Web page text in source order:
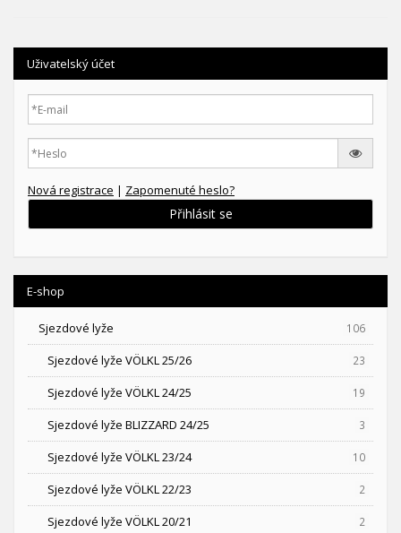
Uživatelský účet
Nová registrace | Zapomenuté heslo?
Přihlásit se
E-shop
Sjezdové lyže 106
Sjezdové lyže VÖLKL 25/26 23
Sjezdové lyže VÖLKL 24/25 19
Sjezdové lyže BLIZZARD 24/25 3
Sjezdové lyže VÖLKL 23/24 10
Sjezdové lyže VÖLKL 22/23 2
Sjezdové lyže VÖLKL 20/21 2